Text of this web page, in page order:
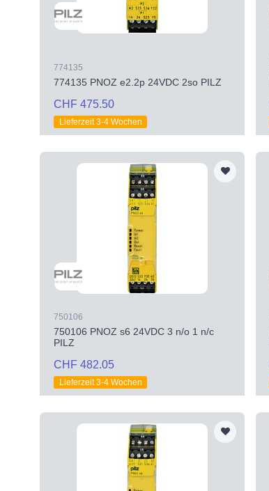
774135
774135 PNOZ e2.2p 24VDC 2so PILZ
CHF 475.50
Lieferzeit 3-4 Wochen
750106
750106 PNOZ s6 24VDC 3 n/o 1 n/c
PILZ
CHF 482.05
Lieferzeit 3-4 Wochen